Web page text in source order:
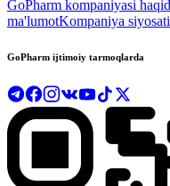
GoPharm kompaniyasi
ma'lumotKompaniya siyosati
GoPharm ijtimoiy tarmoqlarda